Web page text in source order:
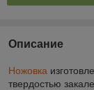
Описание
Ножовка
твердостью